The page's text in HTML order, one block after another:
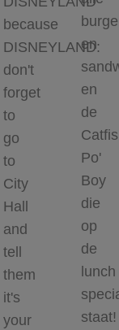
because
DISNEYLAND:
don't
forget
to
go
to
City
Hall
and
tell
them
it's
your
en
en
de
Po'
Boy
die
op
de
lunch
staat!